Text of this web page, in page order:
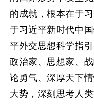
的成就，根本在于
于习近平新时代中
平外交思想科学指
政治家、思想家、
论勇气、深厚天下
大势，深刻思考人